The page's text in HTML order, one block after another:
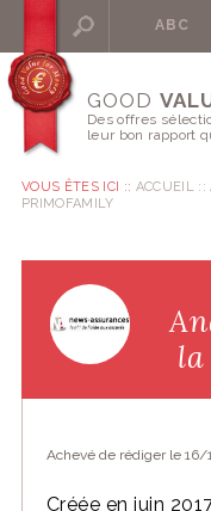
ABC
GOOD
Des offres
leur bon rapport
VOUS ÊTES ICI :: ACCUEIL
PRIMOFAMILY
Achevé de rédiger le
Créée en juin